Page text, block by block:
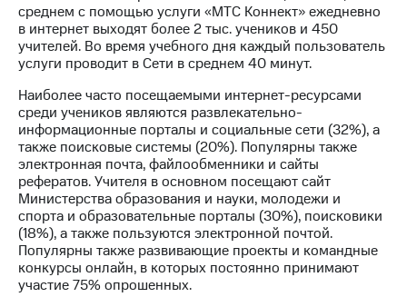
МТС
о технологиях
Интервью
Финансовая
отчетность
Контакты
Новости
в
регионе
среднем с помощью услуги «МТС Коннект» ежедневно
в интернет выходят более 2 тыс. учеников и 450
учителей. Во время учебного дня каждый пользователь
услуги проводит в Сети в среднем 40 минут.
Наиболее часто посещаемыми интернет-ресурсами
среди учеников являются развлекательно-
информационные порталы и социальные сети (32%), а
также поисковые системы (20%). Популярны также
электронная почта, файлообменники и сайты
рефератов. Учителя в основном посещают сайт
Министерства образования и науки, молодежи и
спорта и образовательные порталы (30%), поисковики
(18%), а также пользуются электронной почтой.
Популярны также развивающие проекты и командные
конкурсы онлайн, в которых постоянно принимают
участие 75% опрошенных.